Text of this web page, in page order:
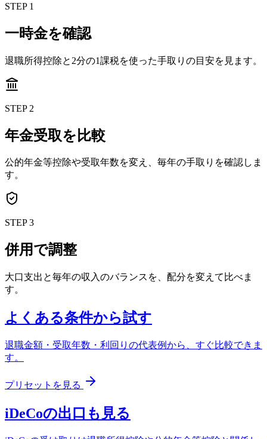
STEP 1
一時金を確認
退職所得控除と2分の1課税を使った手取りの目安を見ます。
STEP 2
年金受取を比較
公的年金等控除や受取年数を変え、毎年の手取りを確認しま
す。
STEP 3
併用で調整
大口支出と毎年の収入のバランスを、配分を変えて比べま
す。
よくある条件から試す
退職金額・受取年数・利回りの代表例から、すぐ比較できま
す。
プリセットを見る
iDeCoの出口も見る